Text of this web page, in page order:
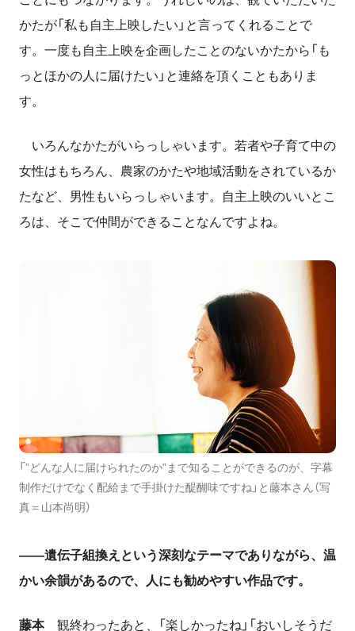
かたが「私も自主上映したい」と言ってくれることで
す。一度も自主上映を企画したことのないかたから「も
っとほかの人に届けたい」と連絡を頂くこともありま
す。
いろんなかたがいらっしゃいます。若者や子育て中の
女性はもちろん、農家のかたや地域活動をされているか
たなど、男性もいらっしゃいます。自主上映のいいとこ
ろは、そこで仲間ができることなんですよね。
「”どんな人に届けられたのか”まで知ることができるのが、字幕
制作だけでなく配給まで手掛けた醍醐味ですね」と藤本さん（写
真＝山本尚明）
――遺伝子組換えという深刻なテーマでありながら、温
かい余韻があるので、人にも勧めやすい作品です。
藤本観終わったあと、「楽しかったね」「おいしそうだ